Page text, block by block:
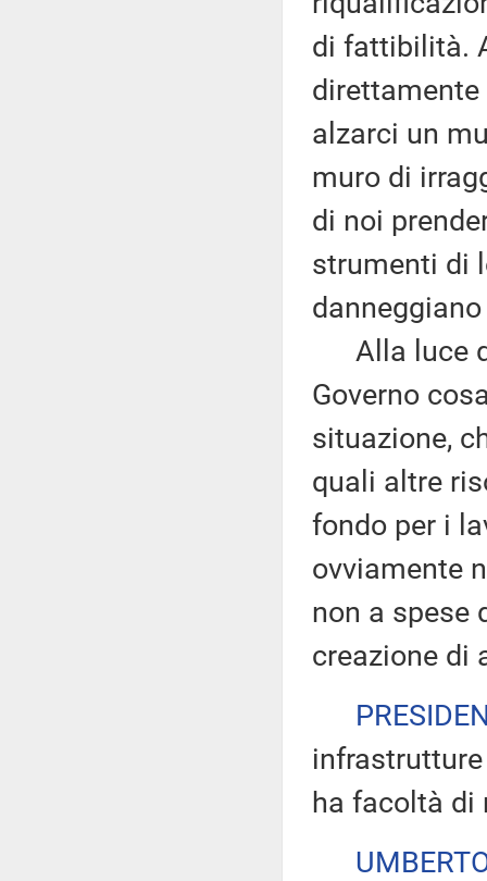
di fattibilità.
direttamente
alzarci un
muro di
di noi
strumenti di
Alla luce
Governo
situazione,
quali altre
fondo per i
ovviamente
non a spese
creazione di
ha facoltà di